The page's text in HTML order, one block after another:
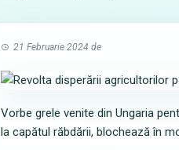
21 Februarie 2024 de
Vorbe grele venite din Ungaria
la capătul răbdării, blochează în